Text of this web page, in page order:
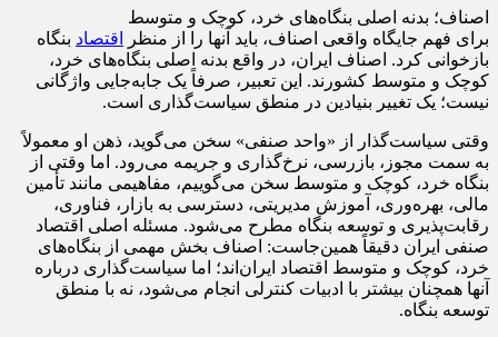
اصناف؛ بدنه اصلی بنگاه‌های خرد، کوچک و متوسط
برای فهم جایگاه واقعی اصناف، باید آنها را از منظر
اقتصاد بنگاه
بازخوانی کرد. اصناف ایران، در واقع بدنه اصلی بنگاه‌های خرد،
کوچک و متوسط کشورند. این تعبیر، صرفاً یک جابه‌جایی واژگانی
نیست؛ یک تغییر بنیادین در منطق سیاست‌گذاری است.
وقتی سیاست‌گذار از «واحد صنفی» سخن می‌گوید، ذهن او معمولاً
به سمت مجوز، بازرسی، نرخ‌گذاری و جریمه می‌رود. اما وقتی از
بنگاه خرد، کوچک و متوسط سخن می‌گوییم، مفاهیمی مانند تأمین
مالی، بهره‌وری، آموزش مدیریتی، دسترسی به بازار، فناوری،
رقابت‌پذیری و توسعه بنگاه مطرح می‌شود. مسئله اصلی اقتصاد
صنفی ایران دقیقاً همین‌جاست: اصناف بخش مهمی از بنگاه‌های
خرد، کوچک و متوسط اقتصاد ایران‌اند؛ اما سیاست‌گذاری درباره
آنها همچنان بیشتر با ادبیات کنترلی انجام می‌شود، نه با منطق
توسعه بنگاه.